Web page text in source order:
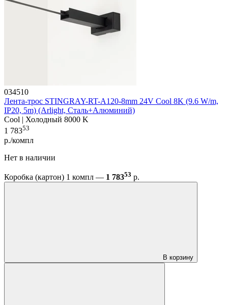
034510
Лента-трос STINGRAY-RT-A120-8mm 24V Cool 8K (9.6 W/m,
IP20, 5m) (Arlight, Сталь+Алюминий)
Cool | Холодный 8000 K
1 78353
р./компл
Нет в наличии
Коробка (картон) 1 компл — 1 78353 р.
В корзину